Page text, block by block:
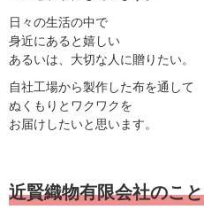
日々の生活の中で
身近にあると嬉しい
あるいは、大切な人に贈りたい。
自社工場から製作した布を通して
ぬくもりとワクワクを
お届けしたいと思います。
近賢織物有限会社のこと